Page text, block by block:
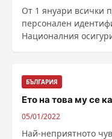
От 1 януари всички
персонален
Националния
БЪЛГАРИЯ
Ето на това му се
05/01/2022
Най-неприятното